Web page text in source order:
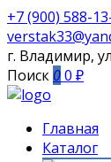
+7 (900) 588-
г. Владимир,
Поиск 00 ₽
Главная
Каталог